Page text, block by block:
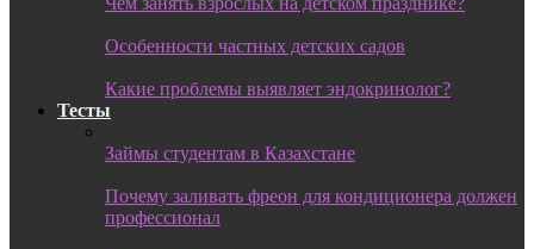
Особенности частных детских садов
Какие проблемы выявляет эндокринолог?
Тесты
Займы студентам в Казахстане
Почему заливать фреон для кондиционера должен
профессионал